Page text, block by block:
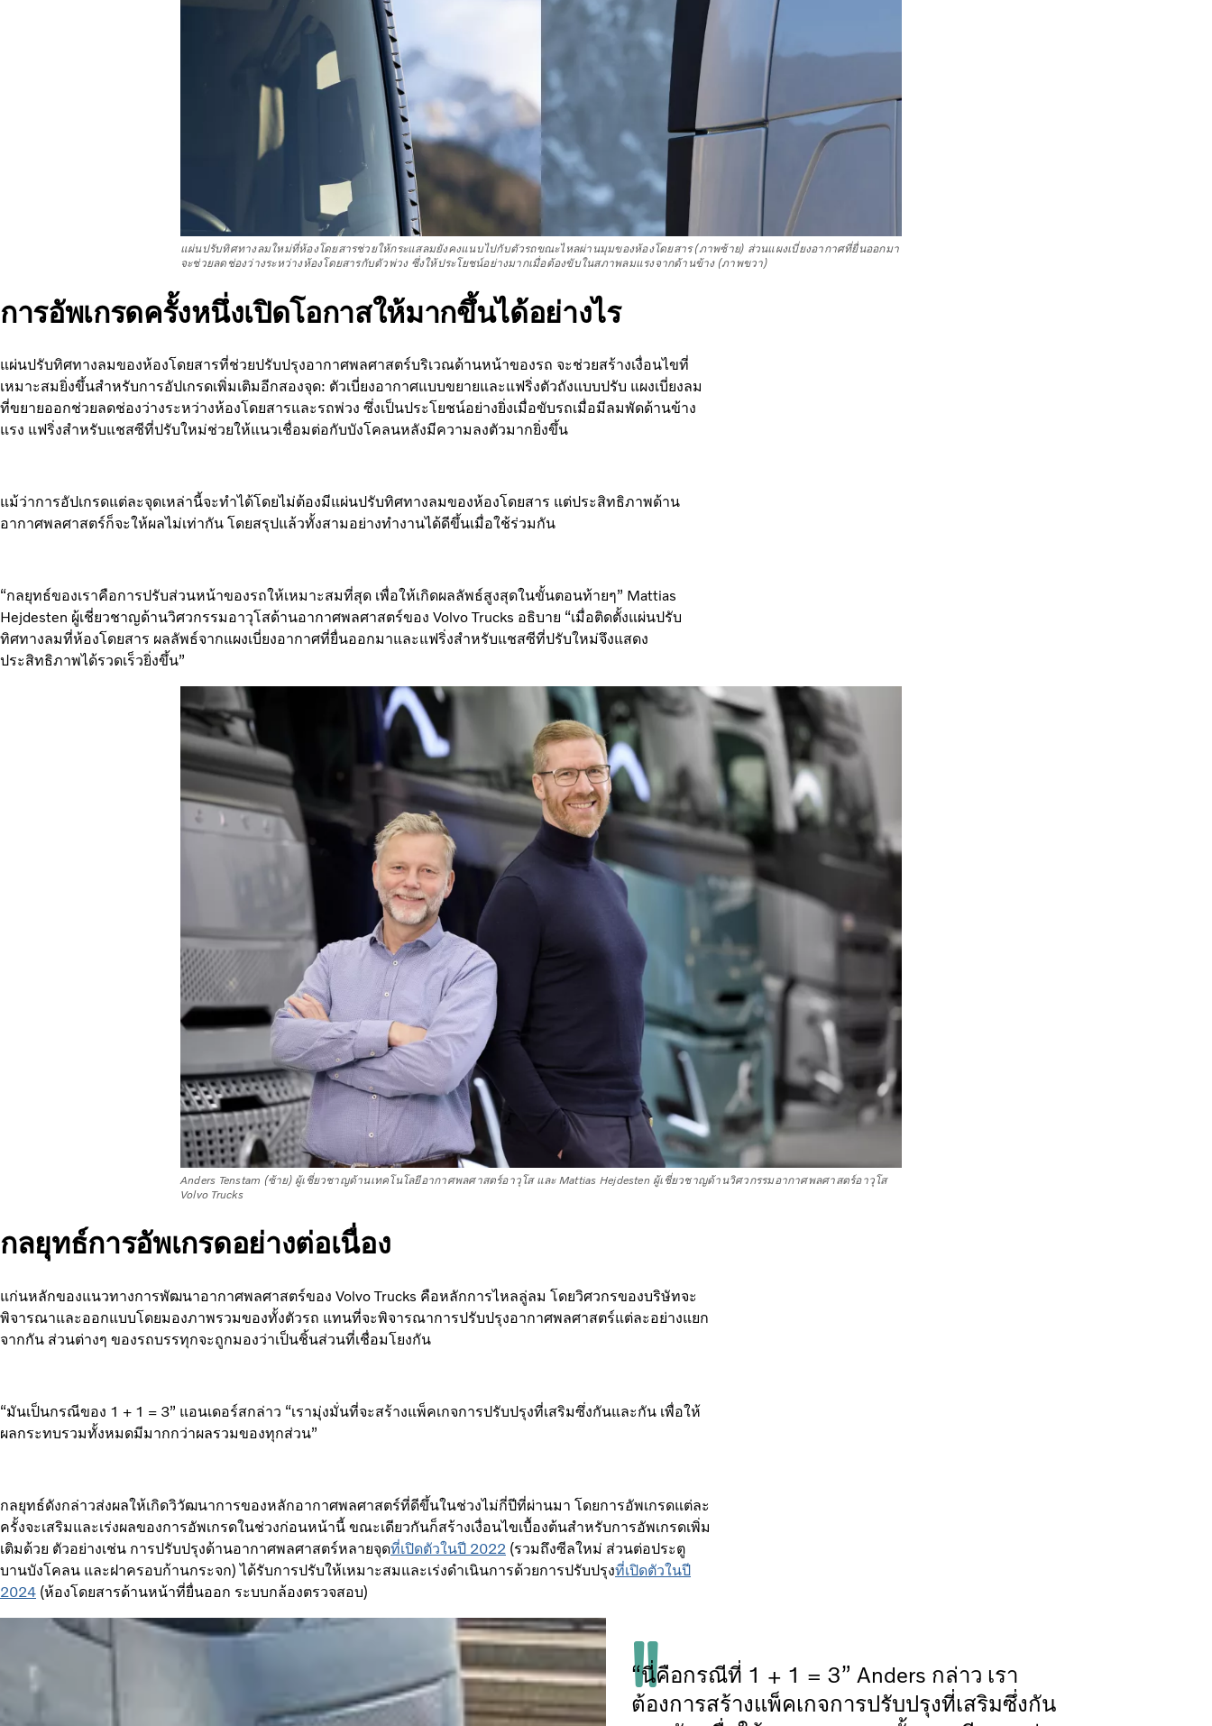
แผ่นปรับทิศทางลมใหม่ที่ห้องโดยสารช่วยให้กระแสลมยังคงแนบไปกับตัวรถขณะไหลผ่านมุมของห้องโดยสาร (ภาพซ้าย) ส่วนแผงเบี่ยงอากาศที่ยื่นออกมา
จะช่วยลดช่องว่างระหว่างห้องโดยสารกับตัวพ่วง ซึ่งให้ประโยชน์อย่างมากเมื่อต้องขับในสภาพลมแรงจากด้านข้าง (ภาพขวา)
การอัพเกรดครั้งหนึ่งเปิดโอกาสให้มากขึ้นได้อย่างไร
แผ่นปรับทิศทางลมของห้องโดยสารที่ช่วยปรับปรุงอากาศพลศาสตร์บริเวณด้านหน้าของรถ จะช่วยสร้างเงื่อนไขที่
เหมาะสมยิ่งขึ้นสำหรับการอัปเกรดเพิ่มเติมอีกสองจุด: ตัวเบี่ยงอากาศแบบขยายและแฟริ่งตัวถังแบบปรับ แผงเบี่ยงลม
ที่ขยายออกช่วยลดช่องว่างระหว่างห้องโดยสารและรถพ่วง ซึ่งเป็นประโยชน์อย่างยิ่งเมื่อขับรถเมื่อมีลมพัดด้านข้าง
แรง แฟริ่งสำหรับแชสซีที่ปรับใหม่ช่วยให้แนวเชื่อมต่อกับบังโคลนหลังมีความลงตัวมากยิ่งขึ้น
แม้ว่าการอัปเกรดแต่ละจุดเหล่านี้จะทำได้โดยไม่ต้องมีแผ่นปรับทิศทางลมของห้องโดยสาร แต่ประสิทธิภาพด้าน
อากาศพลศาสตร์ก็จะให้ผลไม่เท่ากัน โดยสรุปแล้วทั้งสามอย่างทำงานได้ดีขึ้นเมื่อใช้ร่วมกัน
“กลยุทธ์ของเราคือการปรับส่วนหน้าของรถให้เหมาะสมที่สุด เพื่อให้เกิดผลลัพธ์สูงสุดในขั้นตอนท้ายๆ” Mattias
Hejdesten ผู้เชี่ยวชาญด้านวิศวกรรมอาวุโสด้านอากาศพลศาสตร์ของ Volvo Trucks อธิบาย “เมื่อติดตั้งแผ่นปรับ
ทิศทางลมที่ห้องโดยสาร ผลลัพธ์จากแผงเบี่ยงอากาศที่ยื่นออกมาและแฟริ่งสำหรับแชสซีที่ปรับใหม่จึงแสดง
ประสิทธิภาพได้รวดเร็วยิ่งขึ้น”
Anders Tenstam (ซ้าย) ผู้เชี่ยวชาญด้านเทคโนโลยีอากาศพลศาสตร์อาวุโส และ Mattias Hejdesten ผู้เชี่ยวชาญด้านวิศวกรรมอากาศพลศาสตร์อาวุโส
Volvo Trucks
กลยุทธ์การอัพเกรดอย่างต่อเนื่อง
แก่นหลักของแนวทางการพัฒนาอากาศพลศาสตร์ของ Volvo Trucks คือหลักการไหลลู่ลม โดยวิศวกรของบริษัทจะ
พิจารณาและออกแบบโดยมองภาพรวมของทั้งตัวรถ แทนที่จะพิจารณาการปรับปรุงอากาศพลศาสตร์แต่ละอย่างแยก
จากกัน ส่วนต่างๆ ของรถบรรทุกจะถูกมองว่าเป็นชิ้นส่วนที่เชื่อมโยงกัน
“มันเป็นกรณีของ 1 + 1 = 3” แอนเดอร์สกล่าว “เรามุ่งมั่นที่จะสร้างแพ็คเกจการปรับปรุงที่เสริมซึ่งกันและกัน เพื่อให้
ผลกระทบรวมทั้งหมดมีมากกว่าผลรวมของทุกส่วน”
กลยุทธ์ดังกล่าวส่งผลให้เกิดวิวัฒนาการของหลักอากาศพลศาสตร์ที่ดีขึ้นในช่วงไม่กี่ปีที่ผ่านมา โดยการอัพเกรดแต่ละ
ครั้งจะเสริมและเร่งผลของการอัพเกรดในช่วงก่อนหน้านี้ ขณะเดียวกันก็สร้างเงื่อนไขเบื้องต้นสำหรับการอัพเกรดเพิ่ม
เติมด้วย ตัวอย่างเช่น การปรับปรุงด้านอากาศพลศาสตร์หลายจุดที่เปิดตัวในปี 2022 (รวมถึงซีลใหม่ ส่วนต่อประตู
บานบังโคลน และฝาครอบก้านกระจก) ได้รับการปรับให้เหมาะสมและเร่งดำเนินการด้วยการปรับปรุงที่เปิดตัวในปี
2024 (ห้องโดยสารด้านหน้าที่ยื่นออก ระบบกล้องตรวจสอบ)
“นี่คือกรณีที่ 1 + 1 = 3” Anders กล่าว เรา
ต้องการสร้างแพ็คเกจการปรับปรุงที่เสริมซึ่งกัน